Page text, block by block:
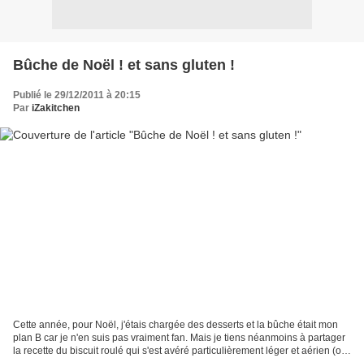
Bûche de Noël ! et sans gluten !
Publié le 29/12/2011 à 20:15
Par iZakitchen
Cette année, pour Noël, j'étais chargée des desserts et la bûche était mon
plan B car je n'en suis pas vraiment fan. Mais je tiens néanmoins à partager
la recette du biscuit roulé qui s'est avéré particulièrement léger et aérien (oui